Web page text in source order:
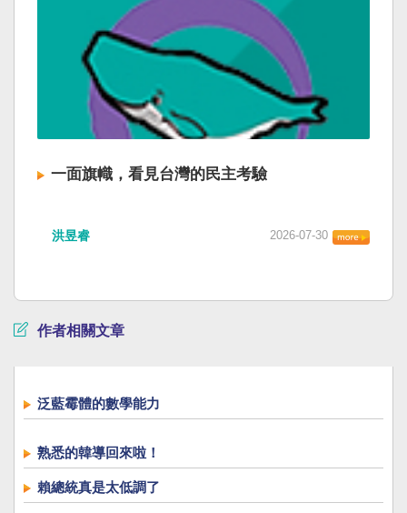
一面旗幟，看見台灣的民主考驗
洪昱睿 2026-07-30
作者相關文章
泛藍霉體的數學能力
熟悉的韓導回來啦！
賴總統真是太低調了